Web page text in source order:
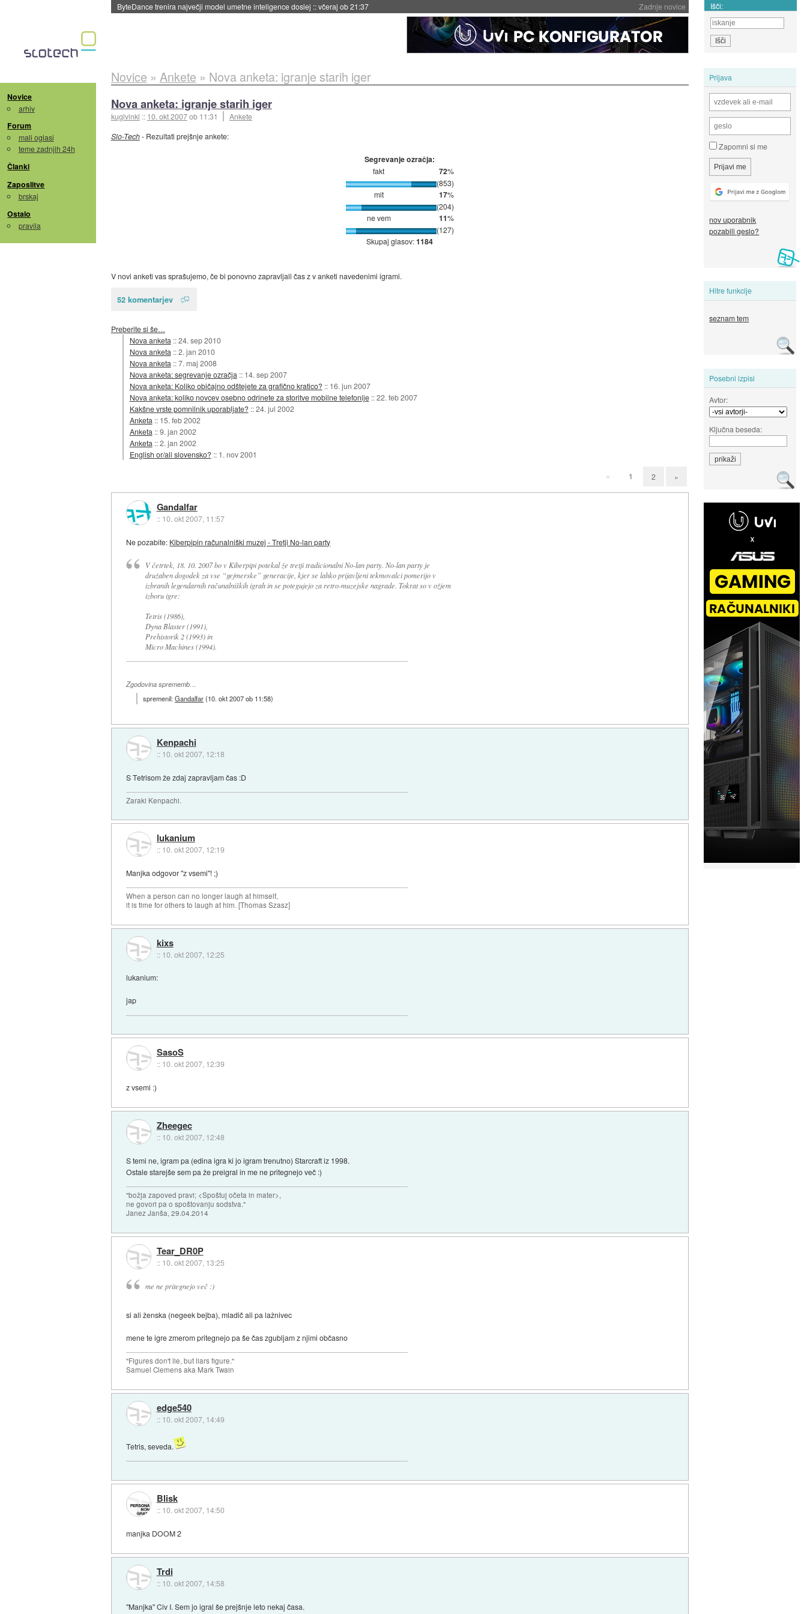
Zadnje novice
Spletne strani začele streči oglase za agente umetne inteligence::včeraj ob 21:23 Išči:
Novice
arhiv
Forum
mali oglasi
teme zadnjih 24h
Članki
Zaposlitve
brskaj
Ostalo
pravila
Prijava
Zapomni si me
nov uporabnik
pozabili geslo?
Hitre funkcije
seznam tem
Posebni izpisi
Avtor:
Ključna beseda:
Novice » Ankete » Nova anketa: igranje starih iger
Nova anketa: igranje starih iger
kuglvinkl :: 10. okt 2007ob 11:31
Ankete
Slo-Tech- Rezultati prejšnje ankete:
Segrevanje ozračja:
fakt 72%
(853)
mit
17%
(204)
ne vem
11%
(127)
Skupaj glasov:1184
V novi anketi vas sprašujemo, če bi ponovno zapravljali čas z v anketi navedenimi igrami.
52 komentarjev
Preberite si še…
Nova anketa ::24. sep 2010
Nova anketa ::2. jan 2010
Nova anketa ::7. maj 2008
Nova anketa: segrevanje ozračja :: 14. sep 2007
Nova anketa: Koliko običajno odštejete za grafično kratico? :: 16. jun 2007
Nova anketa: koliko novcev osebno odrinete za storitve mobilne telefonije ::22. feb 2007
Kakšne vrste pomnilnik uporabljate? ::24. jul 2002
Anketa :: 15. feb 2002
Anketa ::9. jan 2002
Anketa ::2. jan 2002
English or/ali slovensko? :: 1. nov 2001
« 1 2 »
Gandalfar
:: 10. okt 2007, 11:57
Ne pozabite: Kiberpipin računalniški muzej - Tretji No-lan party
V četrtek, 18. 10. 2007 bo v Kiberpipi potekal že tretji tradicionalni No-lan party. No-lan party je
družaben dogodek za vse “gejmerske” generacije, kjer se lahko prijavljeni tekmovalci pomerijo v
izbranih legendarnih računalniških igrah in se potegujejo za retro-muzejske nagrade. Tokrat so v ožjem
izboru igre:
Tetris (1986),
Dyna Blaster (1991),
Prehistorik 2 (1993) in
Micro Machines (1994).
Zgodovina sprememb…
spremenil:Gandalfar(10. okt 2007 ob 11:58)
Kenpachi
:: 10. okt 2007, 12:18
S Tetrisom že zdaj zapravljam čas :D
Zaraki Kenpachi.
lukanium
:: 10. okt 2007, 12:19
Manjka odgovor "z vsemi"! ;)
When a person can no longer laugh at himself,
it is time for others to laugh at him. [Thomas Szasz]
kixs
:: 10. okt 2007, 12:25
lukanium:
jap
SasoS
:: 10. okt 2007, 12:39
z vsemi :)
Zheegec
:: 10. okt 2007, 12:48
S temi ne, igram pa (edina igra ki jo igram trenutno) Starcraft iz 1998.
Ostale starejše sem pa že preigral in me ne pritegnejo več :)
"božja zapoved pravi; <Spoštuj očeta in mater>,
ne govori pa o spoštovanju sodstva."
Janez Janša, 29.04.2014
Tear_DR0P
:: 10. okt 2007, 13:25
me ne pritegnejo več :)
si ali ženska (negeek bejba), mladič ali pa lažnivec
mene te igre zmerom pritegnejo pa še čas zgubljam z njimi občasno
"Figures don't lie, but liars figure."
Samuel Clemens aka Mark Twain
edge540
:: 10. okt 2007, 14:49
Tetris, seveda.
Blisk
:: 10. okt 2007, 14:50
manjka DOOM 2
Trdi
:: 10. okt 2007, 14:58
"Manjka" Civ I. Sem jo igral še prejšnje leto nekaj časa.